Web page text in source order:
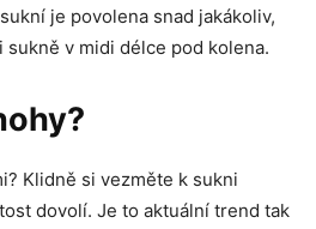
je povolena snad jakákoliv,
v midi délce pod kolena.
Klidně si vezměte k sukni
dovolí. Je to aktuální trend tak